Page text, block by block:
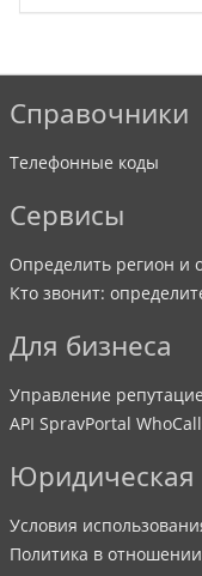
Справочники
Телефонные коды
Сервисы
Определить регион и
Кто звонит:
Для бизнеса
Управление
API SpravPortal
Условия
Политика в